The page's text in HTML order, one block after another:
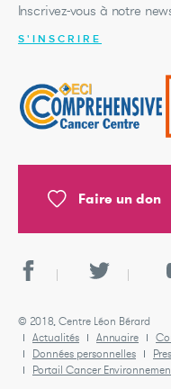
Inscrivez-vous à notre
S'INSCRIRE
Faire un don
© 2018, Centre Léon Bérard
Actualités
Annuaire
Données personnelles
Portail Cancer